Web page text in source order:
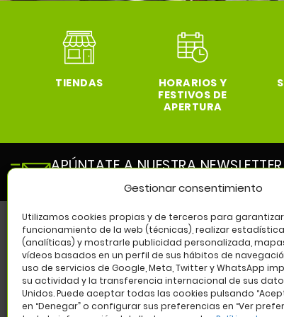
Gestionar consentimiento
Utilizamos cookies propias y de terceros para
funcionamiento de la web (técnicas), realizar
(analíticas) y mostrarle publicidad personalizada,
vídeos basados en un perfil de sus hábitos de
uso de servicios de Google, Meta, Twitter y WhatsApp
su actividad y la transferencia internacional de sus
Unidos. Puede aceptar todas las cookies pulsando
en “Denegar” o configurar sus preferencias en “Ver
TIENDAS
HORARIOS Y
FESTIVOS DE
APERTURA
APÚNTATE A NUESTRA NEWSLETTER
y entérate de todas las novedades de